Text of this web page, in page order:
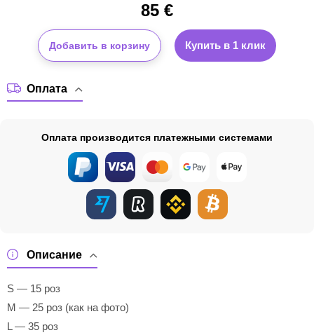
85 €
Добавить в корзину Купить в 1 клик
Описание
S — 15 роз
M — 25 роз (как на фото)
L — 35 роз
Оплата
Оплата производится платежными системами